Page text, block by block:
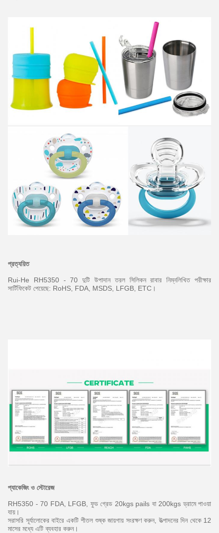
প্রত্যয়িত
Rui-He RH5350 - 70 দুটি উপাদান তরল সিলিকন রাবার নিম্নলিখিত পরীক্ষার
সার্টিফিকেট পেয়েছে: RoHS, FDA, MSDS, LFGB, ETC।
প্যাকেজিং ও স্টোরেজ
RH5350 - 70 FDA, LFGB, ফুড গ্রেড 20kgs pails বা 200kgs ড্রামে পাওয়া
যায়।
সরাসরি সূর্যালোকের বাইরে একটি শীতল শুষ্ক জায়গায় সংরক্ষণ করুন, উত্পাদনের দিন থেকে 12
মাসের মধ্যে এটি ব্যবহার করুন।